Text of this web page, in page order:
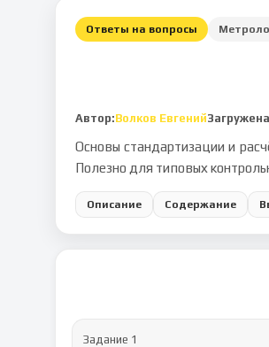
Ответы на вопросы
Автор:Волков Евгений
Основы стандартизации и
Полезно для типовых
Описание Содержание
Задание 1